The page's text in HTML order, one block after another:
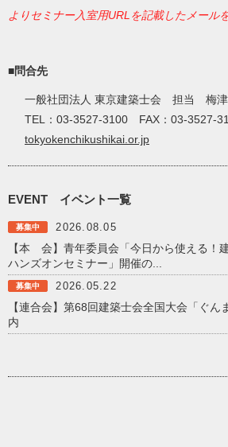
よりセミナー入室用URLを記載したメール
■問合先
一般社団法人 東京建築士会 担当 梅
TEL：03-3527-3100 FAX：03-3527-
tokyokenchikushikai.or.jp
EVENT イベント一覧
募集中 2026.08.05
【本 会】青年委員会「今日から使える！
ハンズオンセミナー」開催の...
募集中 2026.05.22
【連合会】第68回建築士会全国大会「ぐん
内